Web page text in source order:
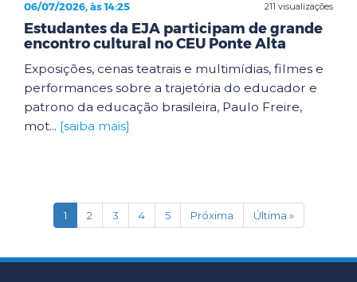
211 visualizações
06/07/2026, às 14:25
Estudantes da EJA participam de grande
encontro cultural no CEU Ponte Alta
Exposições, cenas teatrais e multimídias, filmes e
performances sobre a trajetória do educador e
patrono da educação brasileira, Paulo Freire,
mot... [saiba mais]
1(current)
2 3 4 5 Próxima Última »